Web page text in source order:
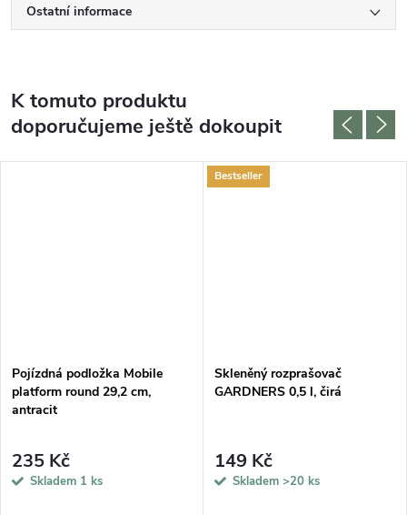
Ostatní informace
K tomuto produktu
doporučujeme ještě dokoupit
Pojízdná podložka Mobile
platform round 29,2 cm,
antracit
235 Kč
Skladem 1 ks
Bestseller
Skleněný rozprašovač
GARDNERS 0,5 l, čirá
149 Kč
Skladem >20 ks